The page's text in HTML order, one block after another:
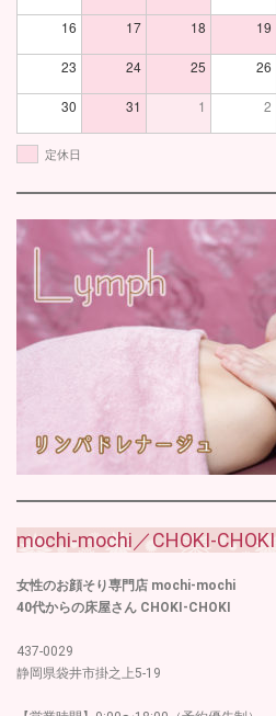
16 17 18 19
23 24 25 26
30 31 1 2
定休日
mochi-mochi／CHOKI-CHOKI
女性のお顔そり専門店 mochi-mochi
40代からの床屋さん CHOKI-CHOKI
437-0029
静岡県袋井市掛之上5-19